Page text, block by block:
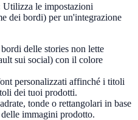
Utilizza le impostazioni
dei bordi) per un'integrazione
delle stories non lette
sui social) con il colore
personalizzati affinché i titoli
dei tuoi prodotti.
tonde o rettangolari in base
immagini prodotto.